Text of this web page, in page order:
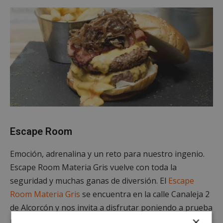
Escape Room
Emoción, adrenalina y un reto para nuestro ingenio.
Escape Room Materia Gris vuelve con toda la
seguridad y muchas ganas de diversión. El Escape
Room Materia Gris se encuentra en la calle Canaleja 2
de Alcorcón y nos invita a disfrutar poniendo a prueba